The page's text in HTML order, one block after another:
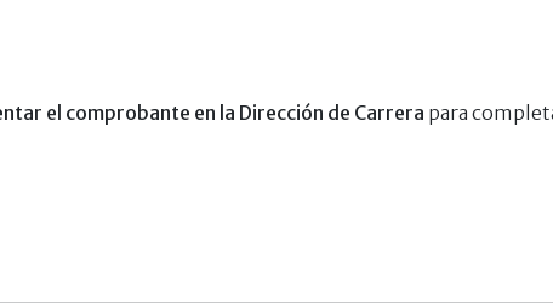
el comprobante en la Dirección de Carrera para